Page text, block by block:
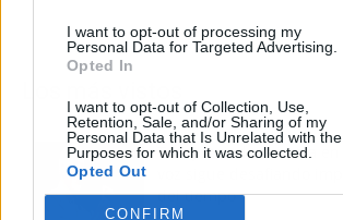
I want to opt-out of processing my
Personal Data for Targeted Advertising.
Opted In
I want to opt-out of Collection, Use,
Retention, Sale, and/or Sharing of my
Personal Data that Is Unrelated with the
Purposes for which it was collected.
Opted Out
CONFIRM
Tom Jones demuestra
del tiempo